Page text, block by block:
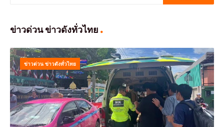
ข่าวด่วน ข่าวดังทั่วไทย
ข่าวด่วน ข่าวดังทั่วไทย